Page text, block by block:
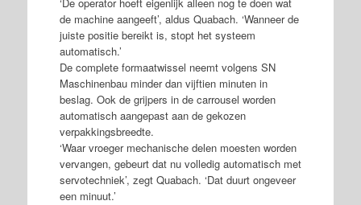
de machine aangeeft’, aldus Quabach. ‘Wanneer de
juiste positie bereikt is, stopt het systeem
automatisch.’
De complete formaatwissel neemt volgens SN
Maschinenbau minder dan vijftien minuten in
beslag. Ook de grijpers in de carrousel worden
automatisch aangepast aan de gekozen
verpakkingsbreedte.
‘Waar vroeger mechanische delen moesten worden
vervangen, gebeurt dat nu volledig automatisch met
servotechniek’, zegt Quabach. ‘Dat duurt ongeveer
een minuut.’